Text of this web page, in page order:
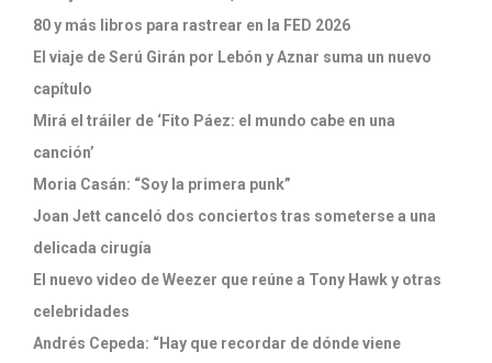
80 y más libros para rastrear en la FED 2026
El viaje de Serú Girán por Lebón y Aznar suma un nuevo
capítulo
Mirá el tráiler de ‘Fito Páez: el mundo cabe en una
canción’
Moria Casán: “Soy la primera punk”
Joan Jett canceló dos conciertos tras someterse a una
delicada cirugía
El nuevo video de Weezer que reúne a Tony Hawk y otras
celebridades
Andrés Cepeda: “Hay que recordar de dónde viene